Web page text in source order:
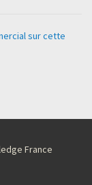
sur cette
France